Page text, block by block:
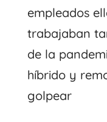
empleados
trabajaban
de la
híbrido y
golpear